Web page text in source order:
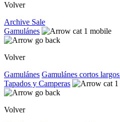
Volver
Archive Sale
Gamulánes
Volver
Gamulánes Gamulánes cortos largos
Tapados y Camperas
Volver